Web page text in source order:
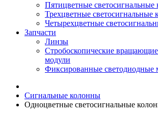
Пятицветные светосигнальные
Трехцветные светосигнальные
Четырехцветные
Запчасти
Линзы
Стробоскопические
модули
Фиксированные светодиодные
Сигнальные колонны
Одноцветные светосигнальные